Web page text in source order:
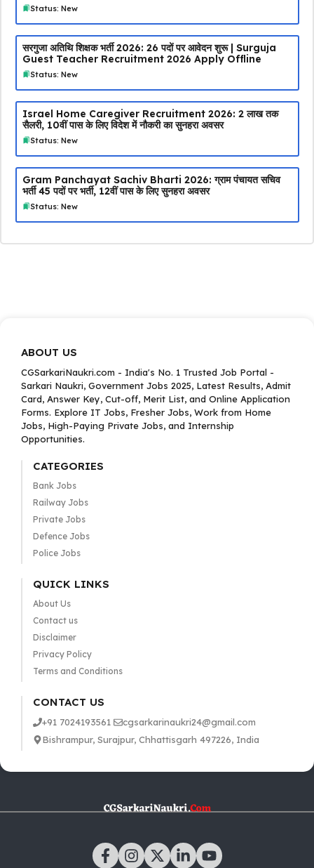
Status: New
सरगुजा अतिथि शिक्षक भर्ती 2026: 26 पदों पर आवेदन शुरू | Surguja
Guest Teacher Recruitment 2026 Apply Offline
Status: New
Israel Home Caregiver Recruitment 2026: ₹2 लाख तक
सैलरी, 10वीं पास के लिए विदेश में नौकरी का सुनहरा अवसर
Status: New
Gram Panchayat Sachiv Bharti 2026: ग्राम पंचायत सचिव
भर्ती 45 पदों पर भर्ती, 12वीं पास के लिए सुनहरा अवसर
Status: New
ABOUT US
CGSarkariNaukri.com - India's No. 1 Trusted Job Portal -
Sarkari Naukri, Government Jobs 2025, Latest Results, Admit
Card, Answer Key, Cut-off, Merit List, and Online Application
Forms. Explore IT Jobs, Fresher Jobs, Work from Home
Jobs, High-Paying Private Jobs, and Internship
Opportunities.
CATEGORIES
Bank Jobs
Railway Jobs
Private Jobs
Defence Jobs
Police Jobs
QUICK LINKS
About Us
Contact us
Disclaimer
Privacy Policy
Terms and Conditions
CONTACT US
+91 7024193561
cgsarkarinaukri24@gmail.com
Bishrampur, Surajpur, Chhattisgarh 497226, India